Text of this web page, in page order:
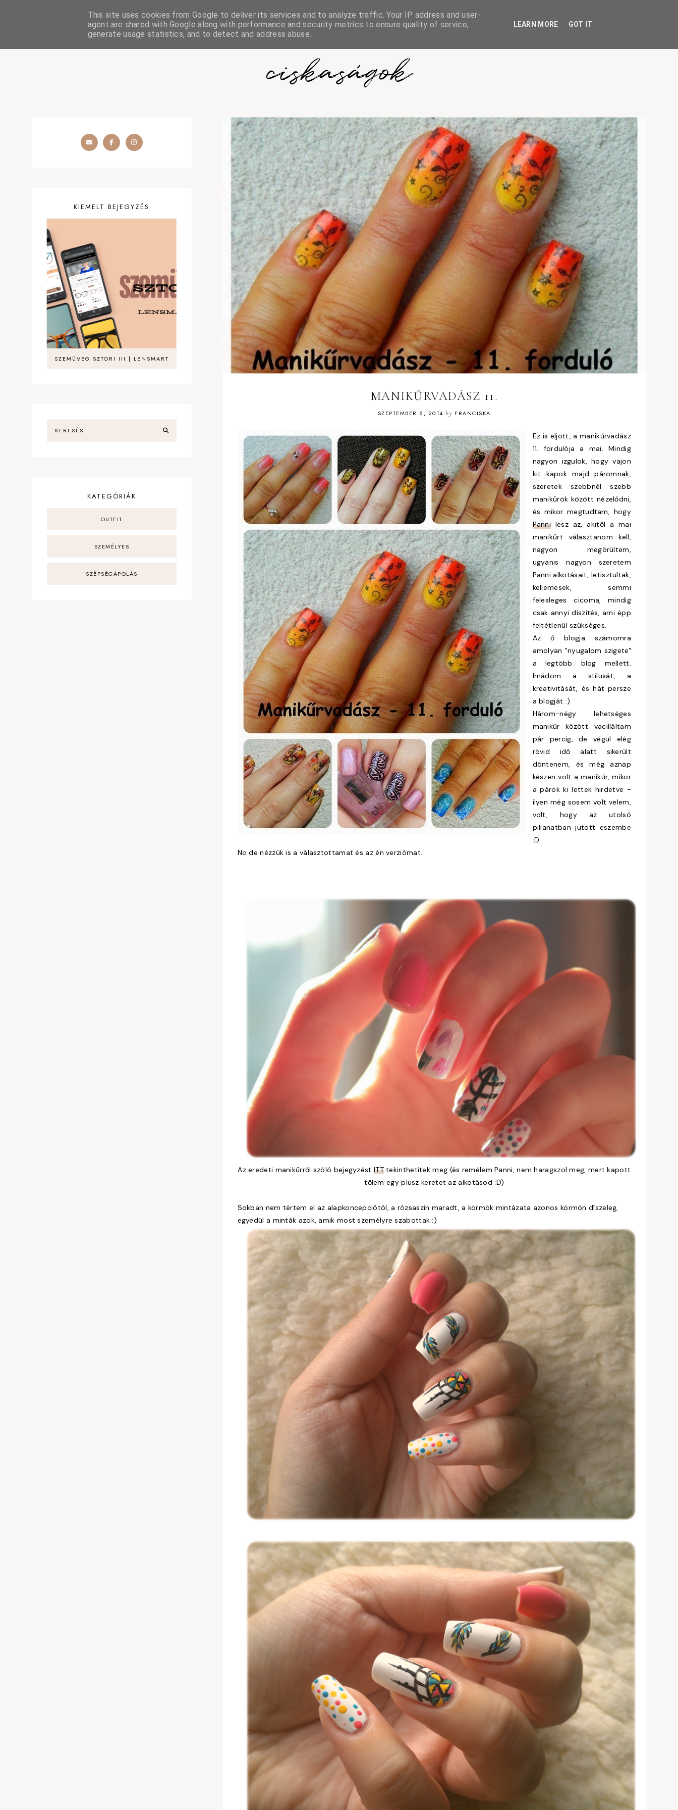
SZÉPSÉGÁPOLÁS OUTFIT SZEMÉLYES
ciskaságok
MANIKŰRVADÁSZ 11.
SZEPTEMBER 8, 2014 by FRANCISKA
Ez is eljött, a manikűrvadász
11. fordulója a mai. Mindig
nagyon izgulok, hogy vajon
kit kapok majd páromnak,
szeretek szebbnél szebb
manikűrök között nézelődni,
és mikor megtudtam, hogy
Panni lesz az, akitől a mai
manikűrt választanom kell,
nagyon megörültem,
ugyanis nagyon szeretem
Panni alkotásait, letisztultak,
kellemesek, semmi
felesleges cicoma, mindig
csak annyi díszítés, ami épp
feltétlenül szükséges.
Az ő blogja számomra
amolyan "nyugalom szigete"
a legtöbb blog mellett.
Imádom a stílusát, a
kreativitását, és hát persze
a blogját :)
Három-négy lehetséges
manikűr között vacilláltam
pár percig, de végül elég
rövid idő alatt sikerült
döntenem, és még aznap
készen volt a manikűr, mikor
a párok ki lettek hirdetve -
ilyen még sosem volt velem,
volt, hogy az utolsó
pillanatban jutott eszembe
:D
No de nézzük is a választottamat és az én verziómat.
Az eredeti manikűrről szóló bejegyzést ITTtekinthetitek meg (és remélem Panni, nem haragszol meg, mert kapott
tőlem egy plusz keretet az alkotásod :D)
Sokban nem tértem el az alapkoncepciótól, a rózsaszín maradt, a körmök mintázata azonos körmön díszeleg,
egyedül a minták azok, amik most személyre szabottak :)
KIEMELT BEJEGYZÉS
SZEMÜVEG SZTORI III | LENSMART
KATEGÓRIÁK
OUTFIT
SZEMÉLYES
SZÉPSÉGÁPOLÁS
This site uses cookies from Google to deliver its services and to analyze traffic. Your IP address and user-
agent are shared with Google along with performance and security metrics to ensure quality of service,
generate usage statistics, and to detect and address abuse.
LEARN MORE GOT IT